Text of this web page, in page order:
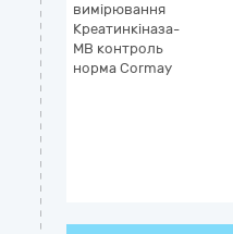
вимірювання
Креатинкіназа-
МВ контроль
норма Cormay